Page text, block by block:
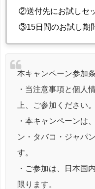
②送付先にお試しセ
③15日間のお試し期
本キャンペーン参加
・当注意事項と個人
上、ご参加ください。
・本キャンペーンは
ン・タバコ・ジャパ
す。
・ご参加は、日本国
限ります。